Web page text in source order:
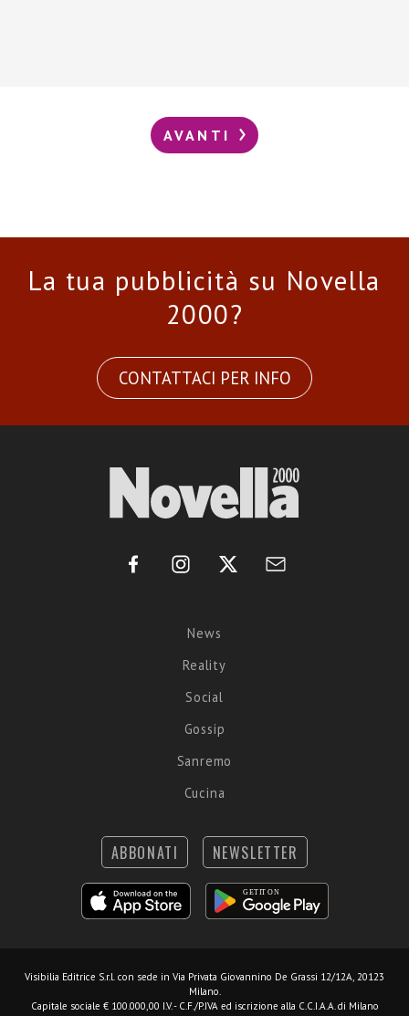
AVANTI
La tua pubblicità su Novella
2000?
CONTATTACI PER INFO
News
Reality
Social
Gossip
Sanremo
Cucina
ABBONATI NEWSLETTER
Visibilia Editrice S.r.l. con sede in Via Privata Giovannino De Grassi 12/12A, 20123
Milano.
Capitale sociale € 100.000,00 I.V. - C.F./P.IVA ed iscrizione alla C.C.I.A.A. di Milano